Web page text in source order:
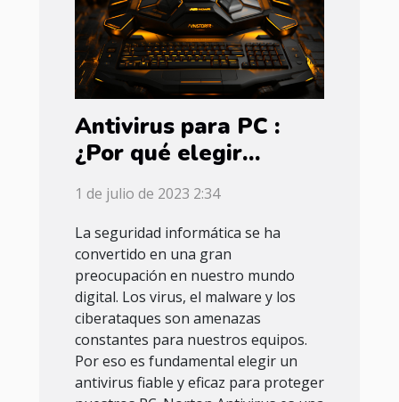
Antivirus para PC :
¿Por qué elegir
1 de julio de 2023 2:34
La seguridad informática se ha
convertido en una gran
preocupación en nuestro mundo
digital. Los virus, el malware y los
ciberataques son amenazas
constantes para nuestros equipos.
Por eso es fundamental elegir un
antivirus fiable y eficaz para proteger